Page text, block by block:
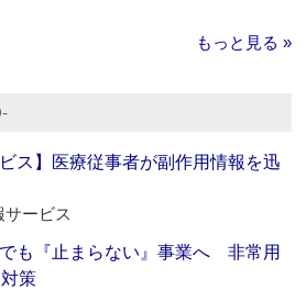
もっと見る »
ス】医療従事者が副作用情報を迅
ービス
でも『止まらない』事業へ 非常用
策